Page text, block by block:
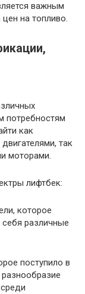
важным
на топливо.
потребностям
как
так
моторами.
лифтбек:
которое
различные
поступило в